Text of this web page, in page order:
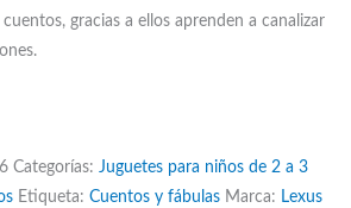
gracias a ellos aprenden a canalizar
Categorías:Juguetes para niños de 2 a 3
Etiqueta:Cuentos y fábulas Marca: Lexus